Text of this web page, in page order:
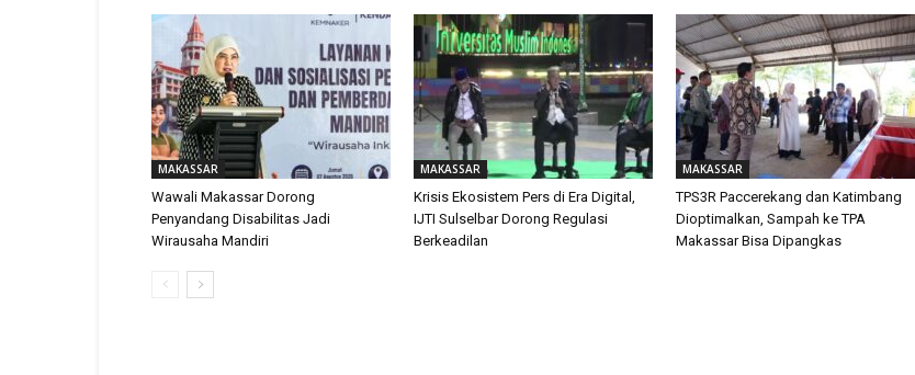
MAKASSAR
Wawali Makassar Dorong
Penyandang Disabilitas Jadi
Wirausaha Mandiri
MAKASSAR
Krisis Ekosistem Pers di Era Digital,
IJTI Sulselbar Dorong Regulasi
Berkeadilan
MAKASSAR
TPS3R Paccerekang dan Katimbang
Dioptimalkan, Sampah ke TPA
Makassar Bisa Dipangkas